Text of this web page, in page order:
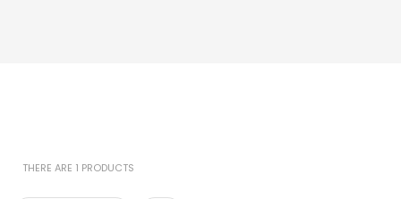
THERE ARE 1 PRODUCTS